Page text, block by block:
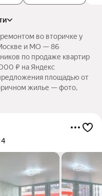
во вторичке у
и МО — 86
по продаже квартир
₽ на Яндекс
площадью от
жилье — фото,